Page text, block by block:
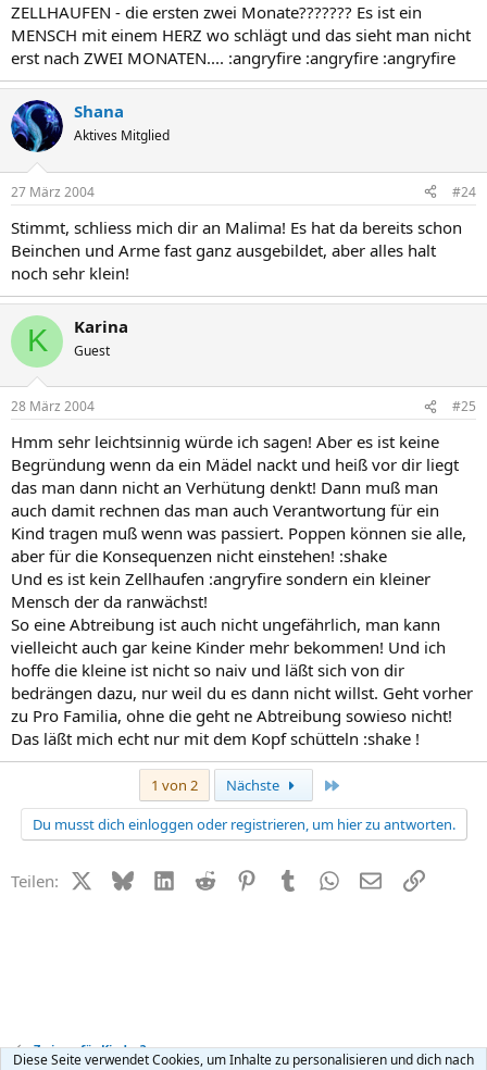
ZELLHAUFEN - die ersten zwei Monate??????? Es ist ein
MENSCH mit einem HERZ wo schlägt und das sieht man nicht
erst nach ZWEI MONATEN.... :angryfire :angryfire :angryfire
Shana
Aktives Mitglied
27 März 2004 #24
Stimmt, schliess mich dir an Malima! Es hat da bereits schon
Beinchen und Arme fast ganz ausgebildet, aber alles halt
noch sehr klein!
K Karina
Guest
28 März 2004 #25
Hmm sehr leichtsinnig würde ich sagen! Aber es ist keine
Begründung wenn da ein Mädel nackt und heiß vor dir liegt
das man dann nicht an Verhütung denkt! Dann muß man
auch damit rechnen das man auch Verantwortung für ein
Kind tragen muß wenn was passiert. Poppen können sie alle,
aber für die Konsequenzen nicht einstehen! :shake
Und es ist kein Zellhaufen :angryfire sondern ein kleiner
Mensch der da ranwächst!
So eine Abtreibung ist auch nicht ungefährlich, man kann
vielleicht auch gar keine Kinder mehr bekommen! Und ich
hoffe die kleine ist nicht so naiv und läßt sich von dir
bedrängen dazu, nur weil du es dann nicht willst. Geht vorher
zu Pro Familia, ohne die geht ne Abtreibung sowieso nicht!
Das läßt mich echt nur mit dem Kopf schütteln :shake !
1 von 2 Nächste
Du musst dich einloggen oder registrieren, um hier zu antworten.
Teilen: X (Twitter)
BlueskyLinkedIn
Reddit PinterestTumblr WhatsApp
E-MailLink
Zu jung für Kinder?
Diese Seite verwendet Cookies, um Inhalte zu personalisieren und dich nach